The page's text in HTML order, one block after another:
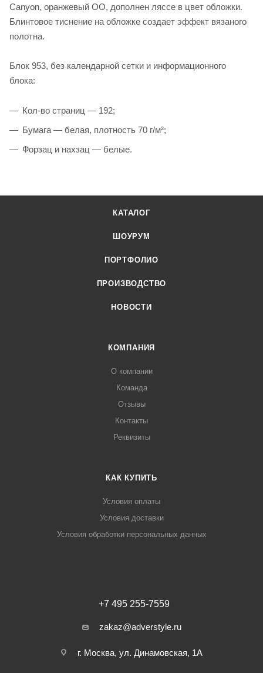
Canyon, оранжевый ОО, дополнен ляссе в цвет обложки.
Блинтовое тиснение на обложке создает эффект вязаного
полотна.
Блок 953, без календарной сетки и информационного
блока:
Кол-во страниц — 192;
Бумага — белая, плотность 70 г/м²;
Форзац и нахзац — белые.
КАТАЛОГ
ШОУРУМ
ПОРТФОЛИО
ПРОИЗВОДСТВО
НОВОСТИ
КОМПАНИЯ
О компании
Команда
Отзывы
Контакты
Реквизиты
КАК КУПИТЬ
Условия оплаты
Условия доставки
Условия обработки персональных данных
+7 495 255-7559
zakaz@adverstyle.ru
г. Москва, ул. Динамовская, 1А